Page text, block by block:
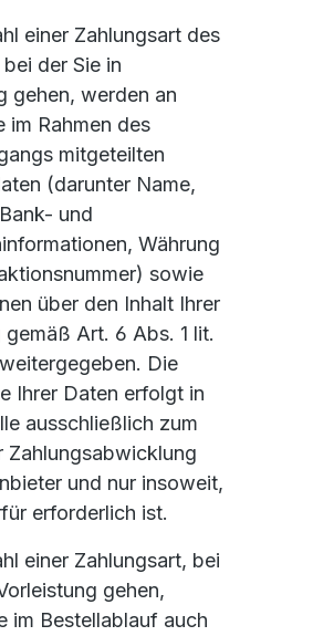
einer Zahlungsart des
der Sie in
gehen, werden an
im Rahmen des
mitgeteilten
(darunter Name,
und
Währung
sowie
über den Inhalt Ihrer
gemäß Art. 6 Abs. 1 lit.
Die
Ihrer Daten erfolgt in
ausschließlich zum
Zahlungsabwicklung
und nur insoweit,
erforderlich ist.
einer Zahlungsart, bei
gehen,
im Bestellablauf auch